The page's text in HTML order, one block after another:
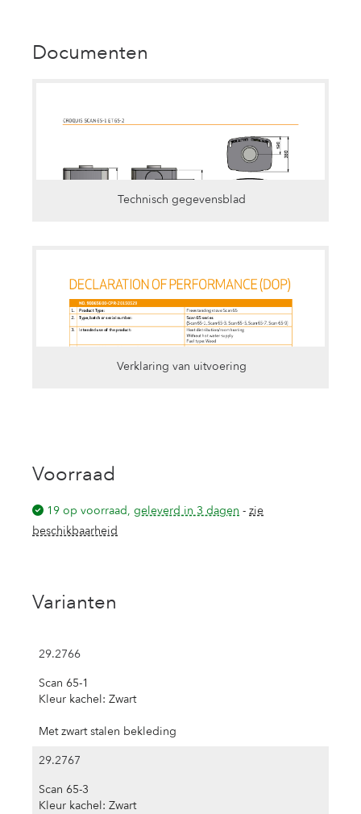
Documenten
Technisch gegevensblad
Verklaring van uitvoering
Voorraad
19 op voorraad, geleverd in 3 dagen - zie
beschikbaarheid
Varianten
29.2766
Scan 65-1
Kleur kachel: Zwart
Met zwart stalen bekleding
29.2767
Scan 65-3
Kleur kachel: Zwart